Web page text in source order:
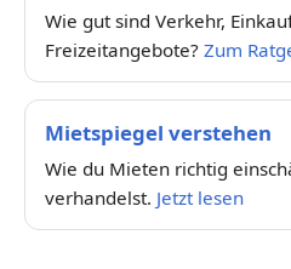
Wie gut sind Verkehr,
Freizeitangebote? Zum
Mietspiegel verstehen
Wie du Mieten richtig
verhandelst. Jetzt lesen